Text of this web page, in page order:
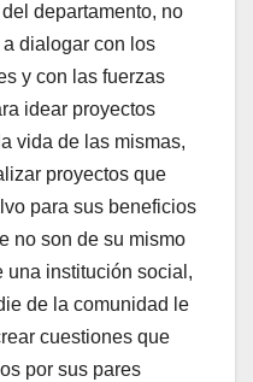
departamento, no
dialogar con los
y con las fuerzas
idear proyectos
vida de las mismas,
proyectos que
para sus beneficios
no son de su mismo
una institución social,
de la comunidad le
cuestiones que
por sus pares